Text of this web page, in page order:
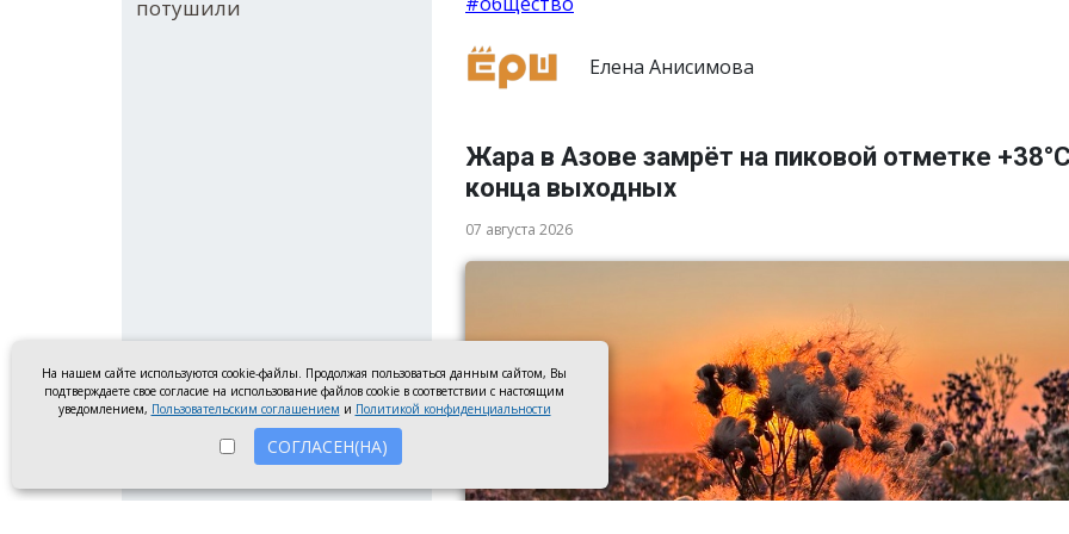
потушили
Елена Анисимова
Жара в Азове замрёт на пиковой отметке
конца выходных
07 августа 2026
На нашем сайте используются cookie-файлы. Продолжая пользоваться данным сайтом, Вы
подтверждаете свое согласие на использование файлов cookie в соответствии с настоящим
уведомлением, Пользовательским соглашением и Политикой конфиденциальности
СОГЛАСЕН(НА)